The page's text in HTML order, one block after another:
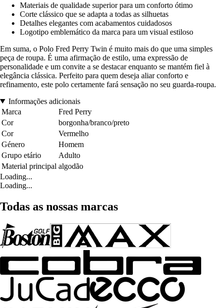
Materiais de qualidade superior para um conforto ótimo
Corte clássico que se adapta a todas as silhuetas
Detalhes elegantes com acabamentos cuidadosos
Logotipo emblemático da marca para um visual estiloso
Em suma, o Polo Fred Perry Twin é muito mais do que uma simples
peça de roupa. É uma afirmação de estilo, uma expressão de
personalidade e um convite a se destacar enquanto se mantém fiel à
elegância clássica. Perfeito para quem deseja aliar conforto e
refinamento, este polo certamente fará sensação no seu guarda-roupa.
Informações adicionais
Marca
Fred Perry
Cor
borgonha/branco/preto
Cor
Vermelho
Género
Homem
Grupo etário
Adulto
Material principal algodão
Loading...
Loading...
Todas as nossas marcas